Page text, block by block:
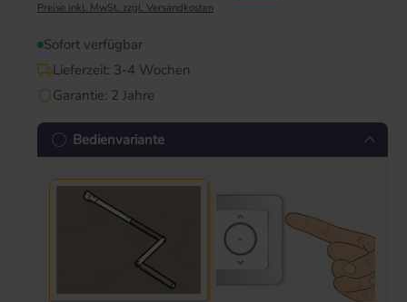
Preise inkl. MwSt. zzgl. Versandkosten
Sofort verfügbar
Lieferzeit: 3-4 Wochen
Garantie: 2 Jahre
Bedienvariante